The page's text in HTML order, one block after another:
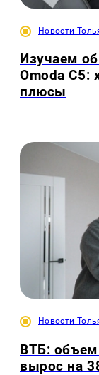
Новости
Изучаем
Omoda C5:
плюсы
Новости
ВТБ:
вырос на